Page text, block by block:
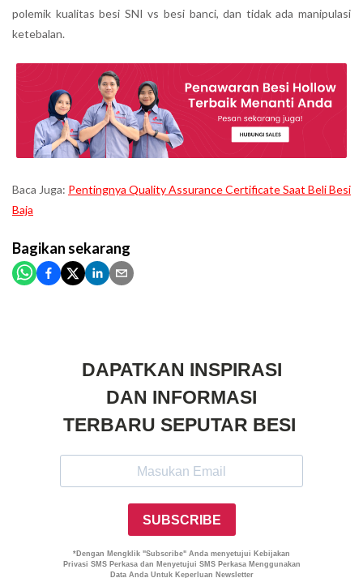
polemik kualitas besi SNI vs besi banci, dan tidak ada manipulasi
ketebalan.
Baca Juga: Pentingnya Quality Assurance Certificate Saat Beli Besi
Baja
Bagikan sekarang